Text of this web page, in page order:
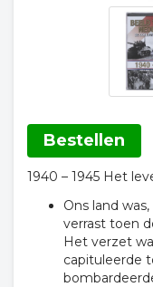
Bestellen
1940 – 1945 Het
Ons land
verrast toen
Het verzet
capituleerde